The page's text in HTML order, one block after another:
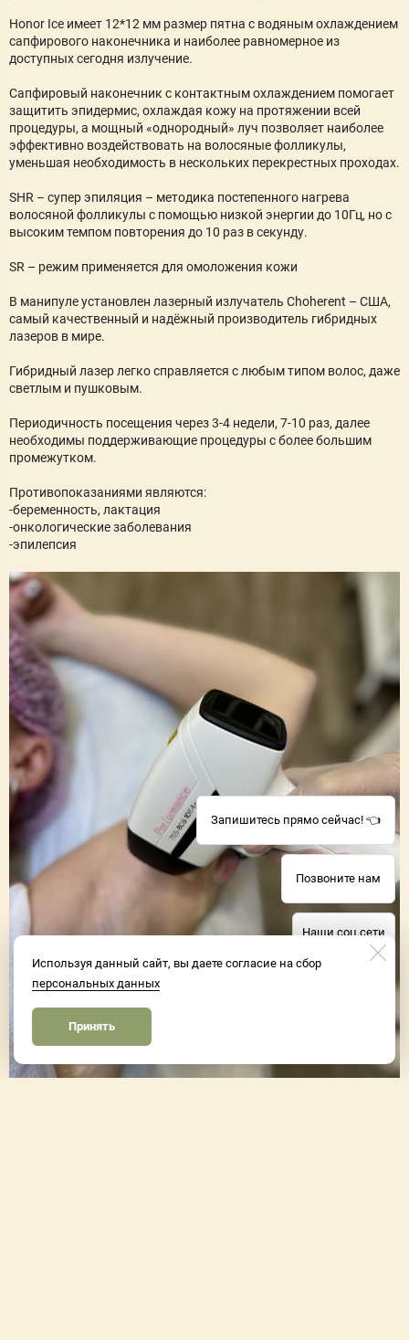
​Honor Ice имеет 12*12 мм размер пятна с водяным охлаждением
сапфирового наконечника и наиболее равномерное из
доступных сегодня излучение.
Сапфировый наконечник с контактным охлаждением помогает
защитить эпидермис, охлаждая кожу на протяжении всей
процедуры, а мощный «однородный» луч позволяет наиболее
эффективно воздействовать на волосяные фолликулы,
уменьшая необходимость в нескольких перекрестных проходах.
SHR – супер эпиляция – методика постепенного нагрева
волосяной фолликулы с помощью низкой энергии до 10Гц, но с
высоким темпом повторения до 10 раз в секунду.
SR – режим применяется для омоложения кожи
В манипуле установлен лазерный излучатель Сhoherent – США,
самый качественный и надёжный производитель гибридных
лазеров в мире.
Гибридный лазер легко справляется с любым типом волос, даже
светлым и пушковым.
Периодичность посещения через 3-4 недели, 7-10 раз, далее
необходимы поддерживающие процедуры с более большим
промежутком.
Противопоказаниями являются:
-беременность, лактация
-онкологические заболевания
-эпилепсия
Используя данный сайт, вы даете согласие на сбор
персональных данных
Принять
Запишитесь прямо сейчас! 👈
Позвоните нам
Наши соц.сети